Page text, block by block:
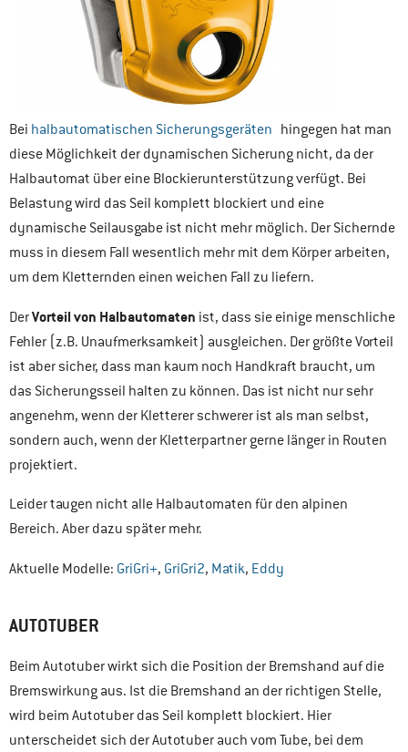
Bei halbautomatischen Sicherungsgeräten hingegen hat man
diese Möglichkeit der dynamischen Sicherung nicht, da der
Halbautomat über eine Blockierunterstützung verfügt. Bei
Belastung wird das Seil komplett blockiert und eine
dynamische Seilausgabe ist nicht mehr möglich. Der Sichernde
muss in diesem Fall wesentlich mehr mit dem Körper arbeiten,
um dem Kletternden einen weichen Fall zu liefern.
DerVorteil von Halbautomaten ist, dass sie einige menschliche
Fehler (z.B. Unaufmerksamkeit) ausgleichen. Der größte Vorteil
ist aber sicher, dass man kaum noch Handkraft braucht, um
das Sicherungsseil halten zu können. Das ist nicht nur sehr
angenehm, wenn der Kletterer schwerer ist als man selbst,
sondern auch, wenn der Kletterpartner gerne länger in Routen
projektiert.
Leider taugen nicht alle Halbautomaten für den alpinen
Bereich. Aber dazu später mehr.
Aktuelle Modelle: GriGri+, GriGri2, Matik, Eddy
AUTOTUBER
Beim Autotuber wirkt sich die Position der Bremshand auf die
Bremswirkung aus. Ist die Bremshand an der richtigen Stelle,
wird beim Autotuber das Seil komplett blockiert. Hier
unterscheidet sich der Autotuber auch vom Tube, bei dem